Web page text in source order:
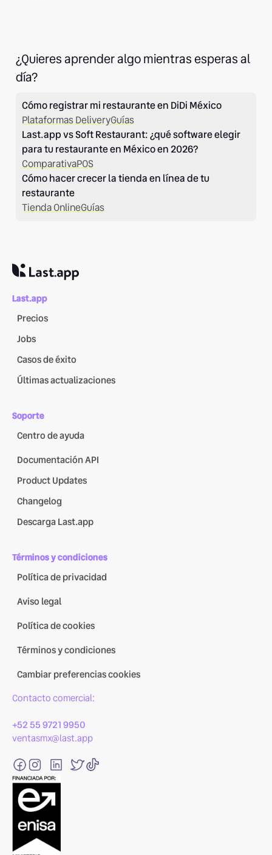
¿Quieres aprender algo mientras esperas al
día?
Cómo registrar mi restaurante en DiDi México
Plataformas DeliveryGuías
Last.app vs Soft Restaurant: ¿qué software elegir
para tu restaurante en México en 2026?
ComparativaPOS
Cómo hacer crecer la tienda en línea de tu
restaurante
Tienda OnlineGuías
Last.app
Precios
Jobs
Casos de éxito
Últimas actualizaciones
Soporte
Centro de ayuda
Documentación API
Product Updates
Changelog
Descarga Last.app
Términos y condiciones
Política de privacidad
Aviso legal
Política de cookies
Términos y condiciones
Cambiar preferencias cookies
Contacto comercial:
+52 55 9721 9950
ventasmx@last.app